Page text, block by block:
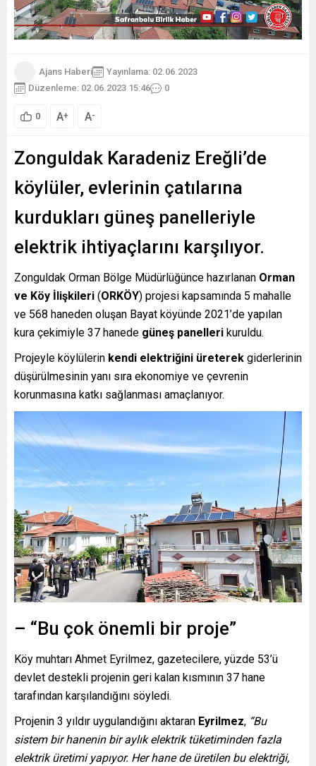
Ajans Haberi
Yayınlama: 02.06.2023
Düzenleme: 02.06.2023 15:46
0
0 A+ A-
Zonguldak Karadeniz Ereğli’de
köylüler, evlerinin çatılarına
kurdukları güneş panelleriyle
elektrik ihtiyaçlarını karşılıyor.
Zonguldak Orman Bölge Müdürlüğünce hazırlanan Orman
ve Köy İlişkileri (ORKÖY) projesi kapsamında 5 mahalle
ve 568 haneden oluşan Bayat köyünde 2021’de yapılan
kura çekimiyle 37 hanede güneş panelleri kuruldu.
Projeyle köylülerin kendi elektriğini üreterek giderlerinin
düşürülmesinin yanı sıra ekonomiye ve çevrenin
korunmasına katkı sağlanması amaçlanıyor.
– “Bu çok önemli bir proje”
Köy muhtarı Ahmet Eyrilmez, gazetecilere, yüzde 53’ü
devlet destekli projenin geri kalan kısmının 37 hane
tarafından karşılandığını söyledi.
Projenin 3 yıldır uygulandığını aktaran Eyrilmez, “Bu
sistem bir hanenin bir aylık elektrik tüketiminden fazla
elektrik üretimi yapıyor. Her hane de üretilen bu elektriği,